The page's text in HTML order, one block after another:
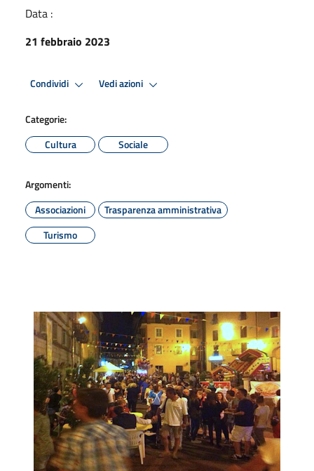
Data :
21 febbraio 2023
Condividi Vedi azioni
Categorie:
Cultura
Sociale
Argomenti:
Associazioni
Trasparenza amministrativa
Turismo